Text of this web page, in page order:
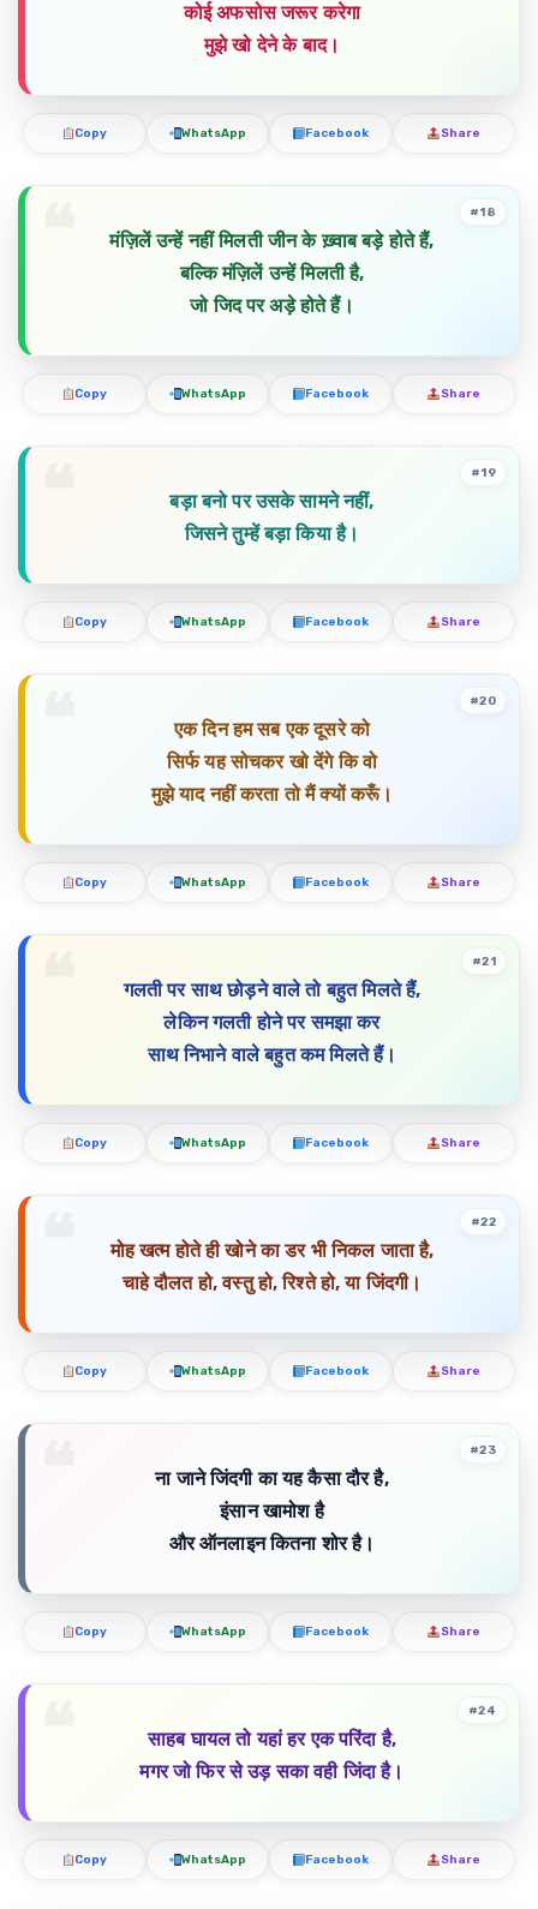
कोई अफसोस जरूर करेगा
मुझे खो देने के बाद।
Copy WhatsApp Facebook Share
मंज़िलें उन्हें नहीं मिलती जीन के ख़्वाब बड़े होते हैं,
बल्कि मंज़िलें उन्हें मिलती है,
जो जिद पर अड़े होते हैं।
#18
Copy WhatsApp Facebook Share
बड़ा बनो पर उसके सामने नहीं,
जिसने तुम्हें बड़ा किया है।
#19
Copy WhatsApp Facebook Share
एक दिन हम सब एक दूसरे को
सिर्फ यह सोचकर खो देंगे कि वो
मुझे याद नहीं करता तो मैं क्यों करूँ।
#20
Copy WhatsApp Facebook Share
गलती पर साथ छोड़ने वाले तो बहुत मिलते हैं,
लेकिन गलती होने पर समझा कर
साथ निभाने वाले बहुत कम मिलते हैं।
#21
Copy WhatsApp Facebook Share
मोह खत्म होते ही खोने का डर भी निकल जाता है,
चाहे दौलत हो, वस्तु हो, रिश्ते हो, या जिंदगी।
#22
Copy WhatsApp Facebook Share
ना जाने जिंदगी का यह कैसा दौर है,
इंसान खामोश है
और ऑनलाइन कितना शोर है।
#23
Copy WhatsApp Facebook Share
साहब घायल तो यहां हर एक परिंदा है,
मगर जो फिर से उड़ सका वही जिंदा है।
#24
Copy WhatsApp Facebook Share